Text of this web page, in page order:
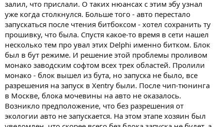
залил, что прислали. О таких нюансах с этим эбу узнал
уже когда столкнулся. Больше того - авто перестало
запускаться после чтения битбоксом - хотел сохранить ту
прошивку, что была. Спустя какое-то время в сети нашел
несколько тем про увал этих Delphi именно битком. Блок
был в бут режиме. И решение этой проблемы проливом
монако заводским софтом всех трех областей. Пролили
монако - блок вышел из бута, но запуска не было, все
разрешения на запуск в Xentry были. После чип-тюнинга
в Москве, блока мочевины на авто не оказалось.
Возникло предположение, что без разрешения от
экологии авто не запускается. На этом этапе хозяин был